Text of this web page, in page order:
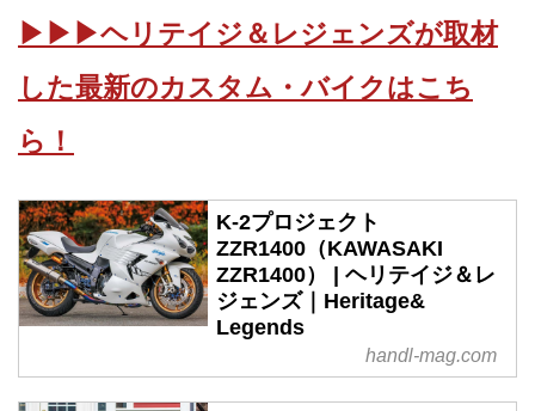
▶▶▶ヘリテイジ＆レジェンズが取材
した最新のカスタム・バイクはこち
ら！
K-2プロジェクト
ZZR1400（KAWASAKI
ZZR1400） | ヘリテイジ＆レ
ジェンズ｜Heritage&
Legends
handl-mag.com